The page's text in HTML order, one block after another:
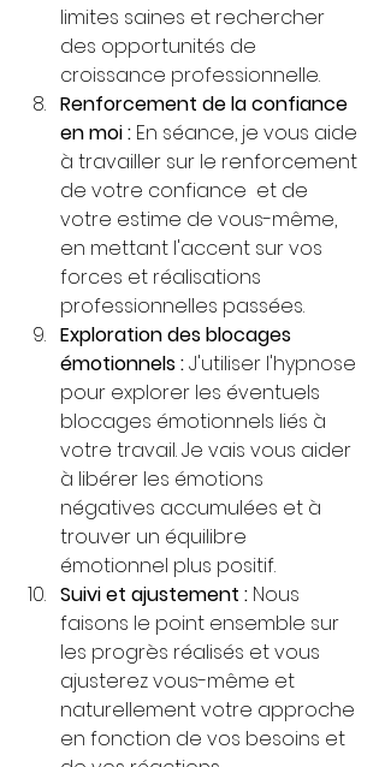
limites saines et rechercher
des opportunités de
croissance professionnelle.
Renforcement de la confiance
en moi : En séance, je vous aide
à travailler sur le renforcement
de votre confiance  et de
votre estime de vous-même,
en mettant l'accent sur vos
forces et réalisations
professionnelles passées.
Exploration des blocages
émotionnels : J'utiliser l'hypnose
pour explorer les éventuels
blocages émotionnels liés à
votre travail. Je vais vous aider
à libérer les émotions
négatives accumulées et à
trouver un équilibre
émotionnel plus positif.
Suivi et ajustement : Nous
faisons le point ensemble sur
les progrès réalisés et vous
ajusterez vous-même et
naturellement votre approche
en fonction de vos besoins et